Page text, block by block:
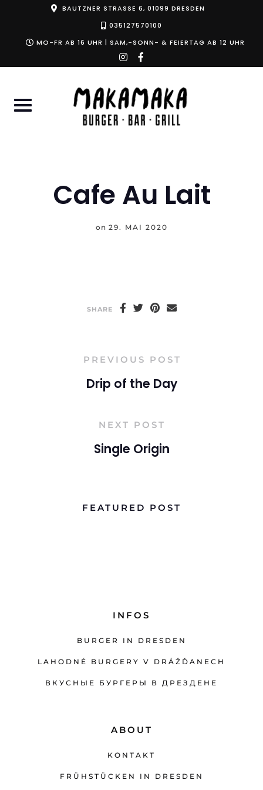
content
BAUTZNER STRASSE 6, 01099 DRESDEN
035127570100
MO-FR AB 16 UHR | SAM,-SONN- & FEIERTAG AB 12 UHR
instagram
f
Cafe Au Lait
on 29. MAI 2020
SHARE
PREVIOUS POST
Drip of the Day
NEXT POST
Single Origin
FEATURED POST
INFOS
BURGER IN DRESDEN
LAHODNÉ BURGERY V DRÁŽĎANECH
ВКУСНЫЕ БУРГЕРЫ В ДРЕЗДЕНЕ
ABOUT
KONTAKT
FRÜHSTÜCKEN IN DRESDEN